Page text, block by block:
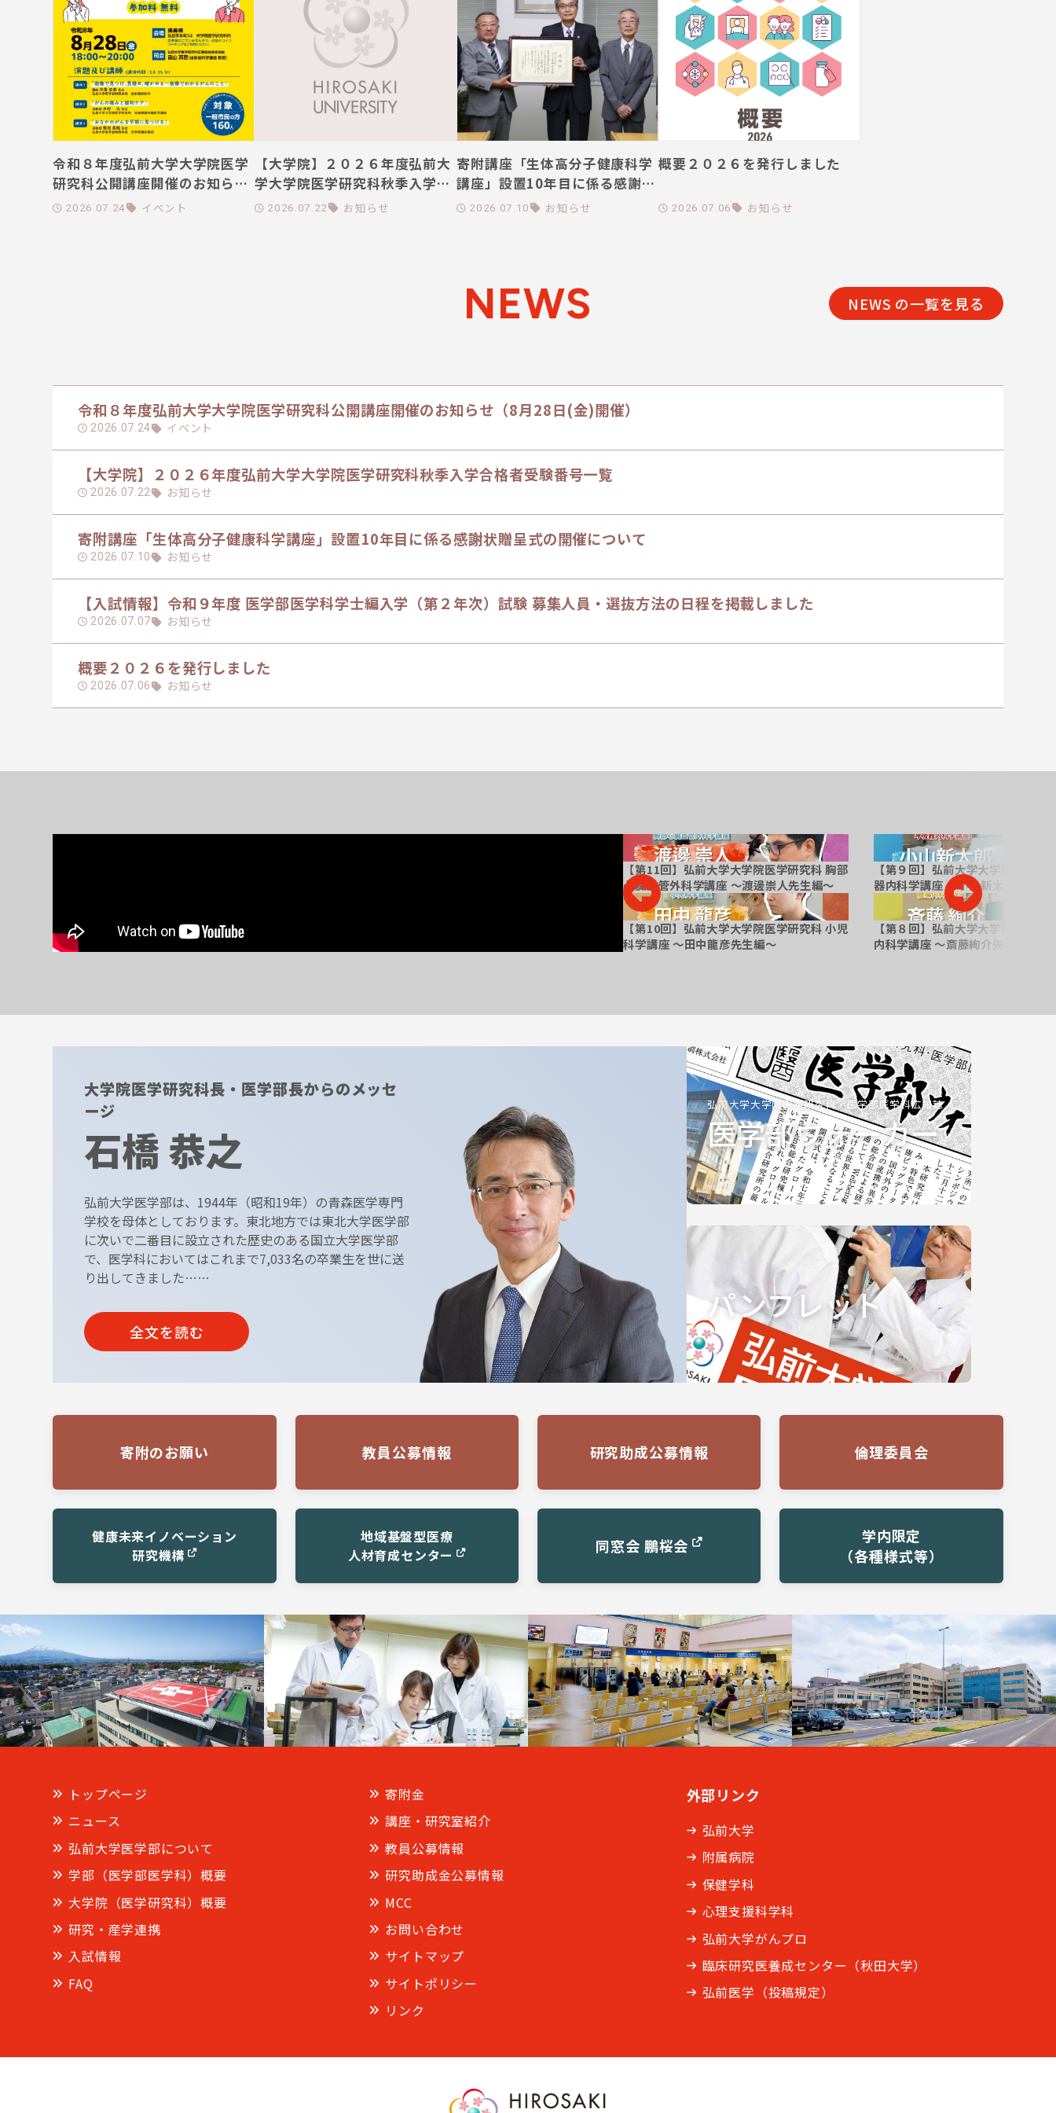
令和８年度弘前大学大学院医学
研究科公開講座開催のお知らせ
（8月28日(金)開催）
2026.07.24 イベント
【大学院】２０２６年度弘前大
学大学院医学研究科秋季入学合
格者受験番号一覧
2026.07.22 お知らせ
寄附講座「生体高分子健康科学
講座」設置10年目に係る感謝状
贈呈式の開催について
2026.07.10 お知らせ
概要２０２６を発行しました
2026.07.06 お知らせ
NEWS NEWS の一覧を見る
令和８年度弘前大学大学院医学研究科公開講座開催のお知らせ（8月28日(金)開催）
2026.07.24 イベント
【大学院】２０２６年度弘前大学大学院医学研究科秋季入学合格者受験番号一覧
2026.07.22 お知らせ
寄附講座「生体高分子健康科学講座」設置10年目に係る感謝状贈呈式の開催について
2026.07.10 お知らせ
【入試情報】令和９年度 医学部医学科学士編入学（第２年次）試験 募集人員・選抜方法の日程を掲載しました
2026.07.07 お知らせ
概要２０２６を発行しました
2026.07.06 お知らせ
【第11回】弘前大学大学院医学研究科 胸部
心臓血管外科学講座 ～渡邊崇人先生編～
【第10回】弘前大学大学院医学研究科 小児
科学講座 ～田中龍彦先生編～
【第９回】弘前大学大学院医学研
器内科学講座 ～小山新太郎先生編
【第８回】弘前大学大学院医学研
内科学講座 ～斎藤絢介先生編～
大学院医学研究科長・医学部長からのメッセ
ージ
石橋 恭之
弘前大学医学部は、1944年（昭和19年）の青森医学専門
学校を母体としております。東北地方では東北大学医学部
に次いで二番目に設立された歴史のある国立大学医学部
で、医学科においてはこれまで7,033名の卒業生を世に送
り出してきました……
全文を読む
弘前大学大学院医学研究科・医学部医学科広報誌
医学部ウォーカー
パンフレット
寄附のお願い 教員公募情報 研究助成公募情報 倫理委員会
健康未来イノベーション
研究機構
地域基盤型医療
人材育成センター
同窓会 鵬桜会
学内限定
（各種様式等）
トップページ
ニュース
弘前大学医学部について
学部（医学部医学科）概要
大学院（医学研究科）概要
研究・産学連携
入試情報
FAQ
寄附金
講座・研究室紹介
教員公募情報
研究助成金公募情報
MCC
お問い合わせ
サイトマップ
サイトポリシー
リンク
外部リンク
弘前大学
附属病院
保健学科
心理支援科学科
弘前大学がんプロ
臨床研究医養成センター（秋田大学）
弘前医学（投稿規定）